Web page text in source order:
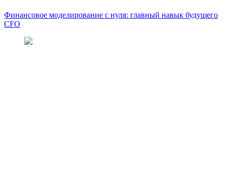
Финансовое моделирование с нуля: главный навык будущего
CFO